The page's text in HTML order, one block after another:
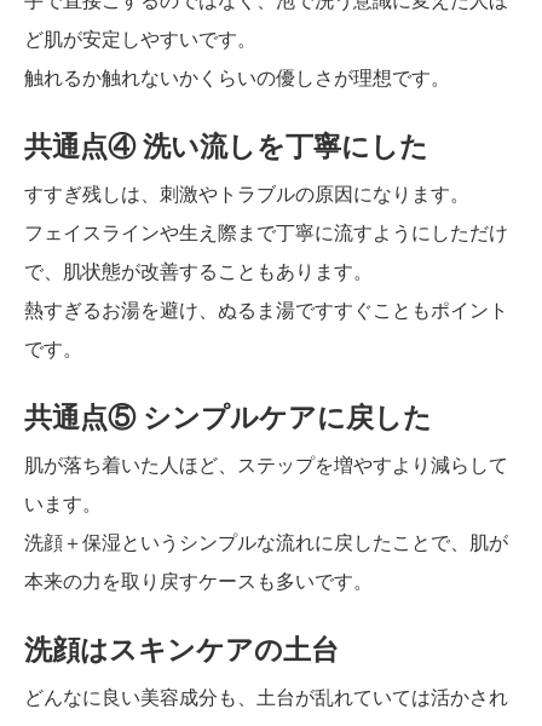
ど肌が安定しやすいです。
触れるか触れないかくらいの優しさが理想です。
共通点④ 洗い流しを丁寧にした
すすぎ残しは、刺激やトラブルの原因になります。
フェイスラインや生え際まで丁寧に流すようにしただけ
で、肌状態が改善することもあります。
熱すぎるお湯を避け、ぬるま湯ですすぐこともポイント
です。
共通点⑤ シンプルケアに戻した
肌が落ち着いた人ほど、ステップを増やすより減らして
います。
洗顔＋保湿というシンプルな流れに戻したことで、肌が
本来の力を取り戻すケースも多いです。
洗顔はスキンケアの土台
どんなに良い美容成分も、土台が乱れていては活かされ